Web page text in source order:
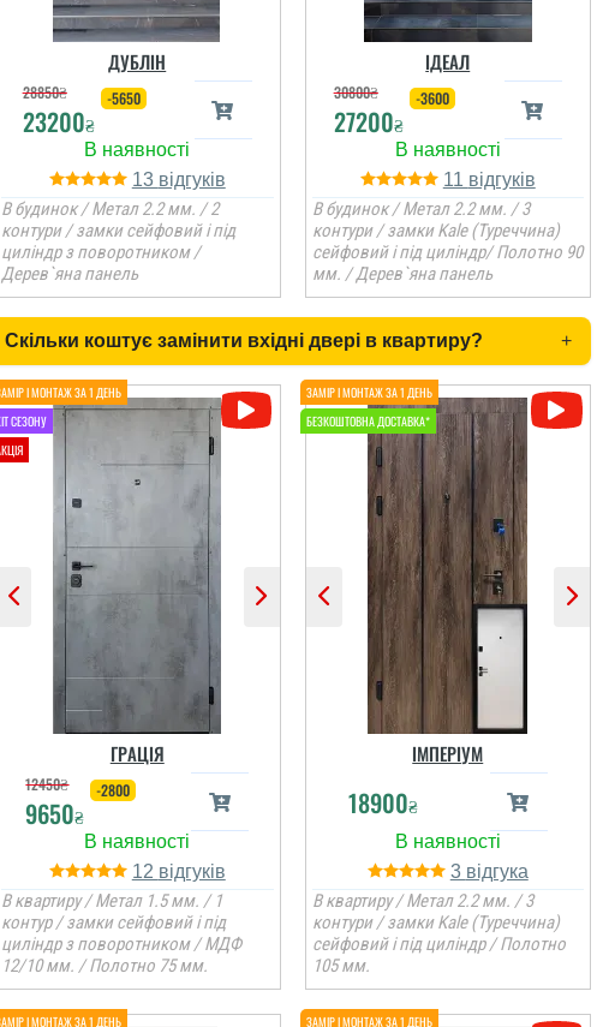
ДУБЛІН
28850₴
23200₴
-5650
13
В будинок / Метал 2.2 мм. / 2
контури / замки сейфовий і під
циліндр з поворотником /
Дерев`яна панель
ІДЕАЛ
30800₴
27200₴
-3600
11
В будинок / Метал 2.2 мм. / 3
контури / замки Kale (Туреччина)
сейфовий і під циліндр/ Полотно 90
мм. / Дерев`яна панель
Скільки коштує замінити вхідні двері в квартиру? +
ГРАЦІЯ
12450₴
9650₴
-2800
12
В квартиру / Метал 1.5 мм. / 1
контур / замки сейфовий і під
циліндр з поворотником / МДФ
12/10 мм. / Полотно 75 мм.
ІМПЕРІУМ
18900₴
3
В квартиру / Метал 2.2 мм. / 3
контури / замки Kale (Туреччина)
сейфовий і під циліндр / Полотно
105 мм.